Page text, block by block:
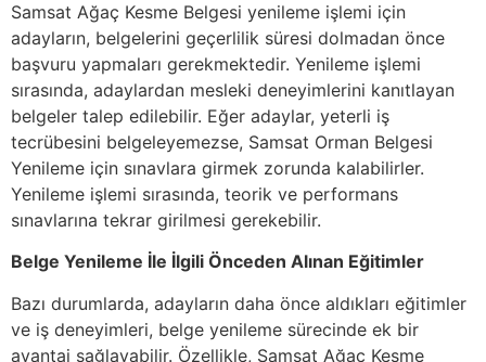
Samsat Ağaç Kesme Belgesi yenileme işlemi için
adayların, belgelerini geçerlilik süresi dolmadan önce
başvuru yapmaları gerekmektedir. Yenileme işlemi
sırasında, adaylardan mesleki deneyimlerini kanıtlayan
belgeler talep edilebilir. Eğer adaylar, yeterli iş
tecrübesini belgeleyemezse, Samsat Orman Belgesi
Yenileme için sınavlara girmek zorunda kalabilirler.
Yenileme işlemi sırasında, teorik ve performans
sınavlarına tekrar girilmesi gerekebilir.
Belge Yenileme İle İlgili Önceden Alınan Eğitimler
Bazı durumlarda, adayların daha önce aldıkları eğitimler
ve iş deneyimleri, belge yenileme sürecinde ek bir
avantaj sağlayabilir. Özellikle, Samsat Ağaç Kesme